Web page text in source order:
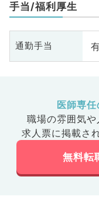
手当/福利厚生
通勤手当
医師専
職場の雰囲気や
求人票に掲載さ
無料転